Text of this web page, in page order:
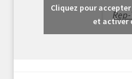
Cliquez pour
et activer